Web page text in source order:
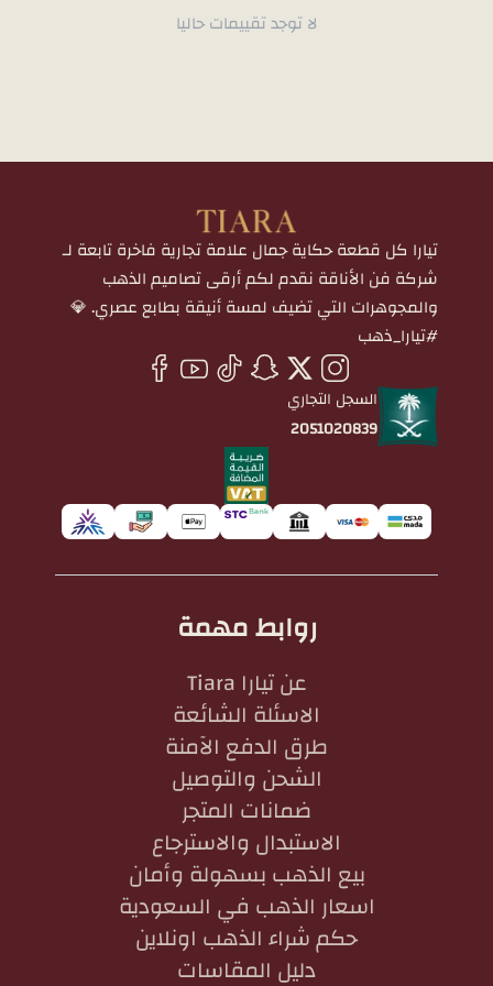
لا توجد تقييمات حاليا
تيارا كل قطعة حكاية جمال علامة تجارية فاخرة تابعة لـ
شركة فن الأناقة نقدم لكم أرقى تصاميم الذهب
والمجوهرات التي تضيف لمسة أنيقة بطابع عصري. 💎
#تيارا_ذهب
السجل التجاري
2051020839
روابط مهمة
عن تيارا Tiara
الاسئلة الشائعة
طرق الدفع الآمنة
الشحن والتوصيل
ضمانات المتجر
الاستبدال والاسترجاع
بيع الذهب بسهولة وأمان
اسعار الذهب في السعودية
حكم شراء الذهب اونلاين
دليل المقاسات